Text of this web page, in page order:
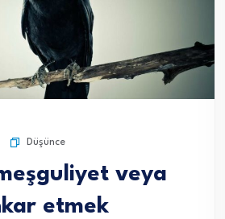
Düşünce
veya
etmek